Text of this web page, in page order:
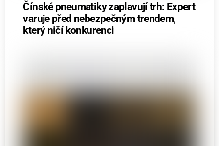
Čínské pneumatiky zaplavují trh: Expert
varuje před nebezpečným trendem,
který ničí konkurenci